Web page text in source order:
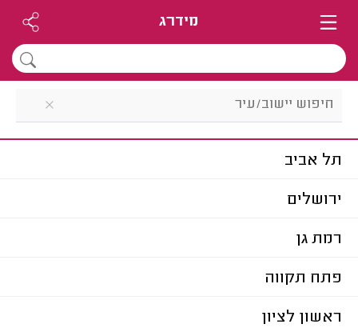
מידרג
תל אביב
ירושלים
רמת גן
פתח תקווה
ראשון לציון